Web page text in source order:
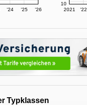
'24 '25 '26 2021 '22
10
Typklassen